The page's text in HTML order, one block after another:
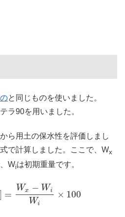
と同じものを使いました。
ラ90を用いました。
ら用土の保水性を評価しまし
で計算しました。ここで、Wx
Wiは初期重量です。
=
Wx − Wi
Wi
× 100